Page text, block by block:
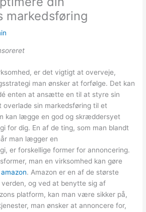
markedsføring
er det vigtigt at overveje,
man ønsker at forfølge. Det kan
enten at ansætte en til at styre sin
overlade sin markedsføring til et
kan lægge en god og skræddersyet
for dig. En af de ting, som man blandt
man lægger en
er forskellige former for annoncering.
man en virksomhed kan gøre
. Amazon er en af de største
og ved at benytte sig af
platform, kan man være sikker på,
man ønsker at annoncere for,